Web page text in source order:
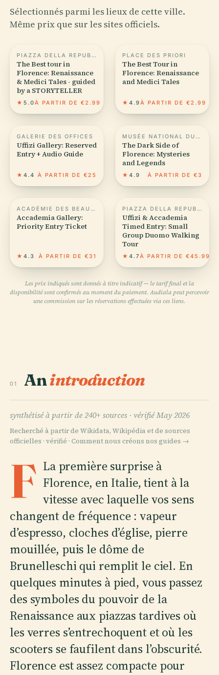
Sélectionnés parmi les lieux de cette ville.
Même prix que sur les sites officiels.
PIAZZA DELLA REPUBBLICA
The Best tour in
Florence: Renaissance
& Medici Tales - guided
by a STORYTELLER
★ 5.0À PARTIR DE €2.99
PLACE DES PRIORI
The Best Tour in
Florence: Renaissance
and Medici Tales
★ 4.9À PARTIR DE €2.99
GALERIE DES OFFICES
Uffizi Gallery: Reserved
Entry + Audio Guide
★ 4.4 À PARTIR DE €25
MUSÉE NATIONAL DU BARGELLO
The Dark Side of
Florence: Mysteries
and Legends
★ 4.9 À PARTIR DE €3
ACADÉMIE DES BEAUX-ARTS DE FLORENCE
Accademia Gallery:
Priority Entry Ticket
★ 4.3 À PARTIR DE €31
PIAZZA DELLA REPUBBLICA
Uffizi & Accademia
Timed Entry: Small
Group Duomo Walking
Tour
★ 4.7À PARTIR DE €45.99
Les prix indiqués sont donnés à titre indicatif — le tarif final et la
disponibilité sont confirmés au moment du paiement. Audiala peut percevoir
une commission sur les réservations effectuées via ces liens.
01 Anintroduction
synthétisé à partir de 240+ sources · vérifié May 2026
Recherché à partir de Wikidata, Wikipédia et de sources
officielles · vérifié · Comment nous créons nos guides →
F La première surprise à
Florence, en Italie, tient à la
vitesse avec laquelle vos sens
changent de fréquence : vapeur
d’espresso, cloches d’église, pierre
mouillée, puis le dôme de
Brunelleschi qui remplit le ciel. En
quelques minutes à pied, vous passez
des symboles du pouvoir de la
Renaissance aux piazzas tardives où
les verres s’entrechoquent et où les
scooters se faufilent dans l’obscurité.
Florence est assez compacte pour